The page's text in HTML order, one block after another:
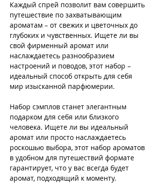
Каждый спрей позволит вам совершить
путешествие по захватывающим
ароматам – от свежих и цветочных до
глубоких и чувственных. Ищете ли вы
свой фирменный аромат или
наслаждаетесь разнообразием
настроений и поводов, этот набор –
идеальный способ открыть для себя
мир изысканной парфюмерии.
Набор сэмплов станет элегантным
подарком для себя или близкого
человека. Ищете ли вы идеальный
аромат или просто наслаждаетесь
роскошью выбора, этот набор ароматов
в удобном для путешествий формате
гарантирует, что у вас всегда будет
аромат, подходящий к моменту.